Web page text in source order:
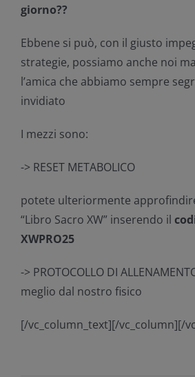
giorno??
Ebbene si può, con il giusto
strategie, possiamo anche noi
l’amica che abbiamo sempre
invidiato
I mezzi sono:
-> RESET METABOLICO
potete ulteriormente
“Libro Sacro XW” inserendo il
XWPRO25
-> PROTOCOLLO DI
meglio dal nostro fisico
[/vc_column_text][/vc_column][/